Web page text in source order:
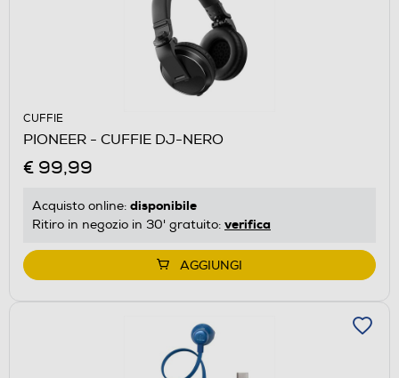
CUFFIE
PIONEER - CUFFIE DJ-NERO
€ 99,99
Acquisto online: disponibile
Ritiro in negozio in 30' gratuito: verifica
AGGIUNGI